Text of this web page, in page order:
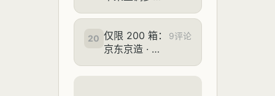
及安卓手机以
旧换新折抵
价，最高达
20 仅限 200 箱：
京东京造 · 臻
9评论